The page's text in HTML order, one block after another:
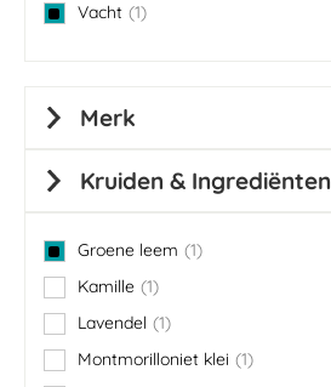
Vacht 1
item
Merk
Kruiden & Ingrediënten
Groene leem 1
item
Kamille 1
item
Lavendel
1
item
Montmorilloniet klei
1
item